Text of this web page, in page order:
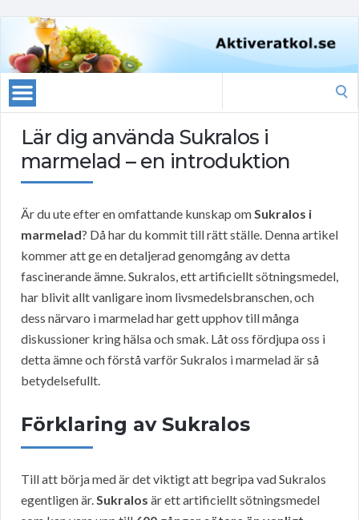
Lär dig använda Sukralos i
marmelad – en introduktion
Är du ute efter en omfattande kunskap omSukralos i
marmelad? Då har du kommit till rätt ställe. Denna artikel
kommer att ge en detaljerad genomgång av detta
fascinerande ämne. Sukralos, ett artificiellt sötningsmedel,
har blivit allt vanligare inom livsmedelsbranschen, och
dess närvaro i marmelad har gett upphov till många
diskussioner kring hälsa och smak. Låt oss fördjupa oss i
detta ämne och förstå varför Sukralos i marmelad är så
betydelsefullt.
Förklaring av Sukralos
Till att börja med är det viktigt att begripa vad Sukralos
egentligen är.Sukralos är ett artificiellt sötningsmedel